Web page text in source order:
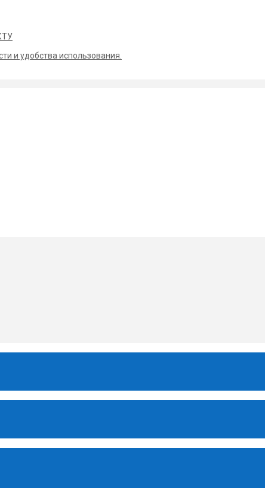
и удобства использования.